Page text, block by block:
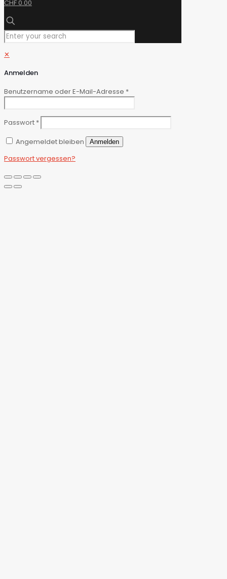
CHF 0.00
✕
Anmelden
Benutzername oder E-Mail-Adresse *
Passwort *
Angemeldet bleiben
Anmelden
Passwort vergessen?